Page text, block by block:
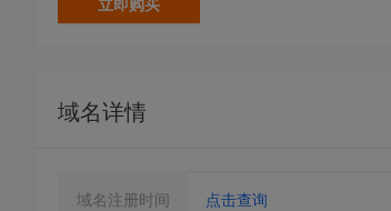
域名详情
域名注册时间 点击查询